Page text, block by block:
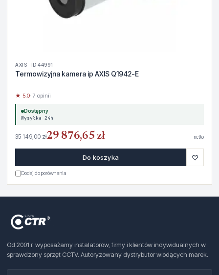
AXIS · ID 44991
Termowizyjna kamera ip AXIS Q1942-E
★ 5.0· 7 opinii
Dostępny
Wysyłka 24h
35 149,00 zł29 876,65 zł netto
Do koszyka ♡
Dodaj do porównania
Od 2001 r. wyposażamy instalatorów, firmy i klientów indywidualnych w
sprawdzony sprzęt CCTV. Autoryzowany dystrybutor wiodących marek.